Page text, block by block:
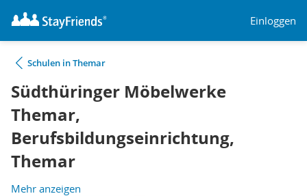
Einloggen
Schulen in Themar
Südthüringer Möbelwerke
Themar,
Berufsbildungseinrichtung,
Themar
Mehr anzeigen